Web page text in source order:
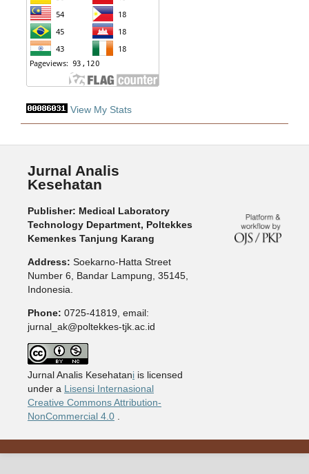
View My Stats
Jurnal Analis
Kesehatan
Publisher: Medical Laboratory
Technology Department, Poltekkes
Kemenkes Tanjung Karang
Address: Soekarno-Hatta Street
Number 6, Bandar Lampung, 35145,
Indonesia.
Phone: 0725-41819, email:
jurnal_ak@poltekkes-tjk.ac.id
Jurnal Analis Kesehatani is licensed
under a Lisensi Internasional
Creative Commons Attribution-
NonCommercial 4.0.